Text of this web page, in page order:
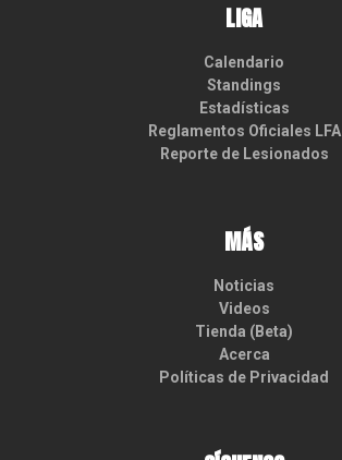
LIGA
Calendario
Standings
Estadísticas
Reglamentos Oficiales LFA
Reporte de Lesionados
MÁS
Noticias
Videos
Tienda (Beta)
Acerca
Políticas de Privacidad